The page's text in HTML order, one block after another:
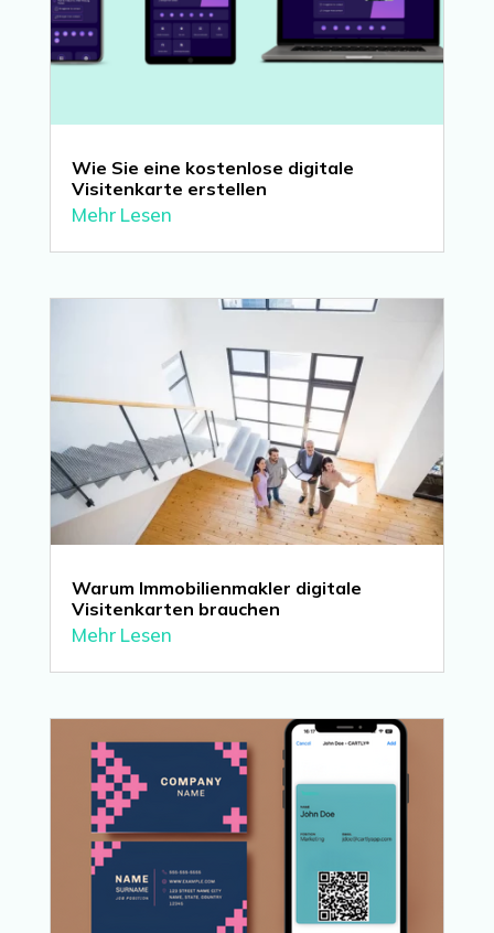
Wie Sie eine kostenlose digitale
Visitenkarte erstellen
Mehr Lesen
Warum Immobilienmakler digitale
Visitenkarten brauchen
Mehr Lesen